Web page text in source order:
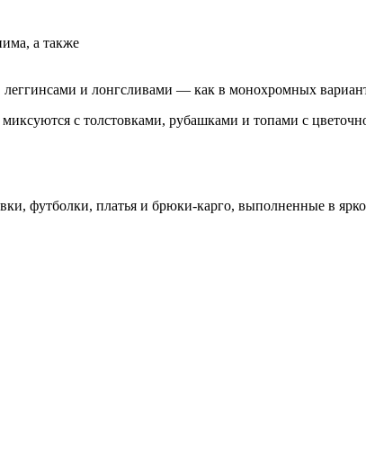
а также
и лонгсливами — как в монохромных
с толстовками, рубашками и топами с
футболки, платья и брюки-карго, выполненные в